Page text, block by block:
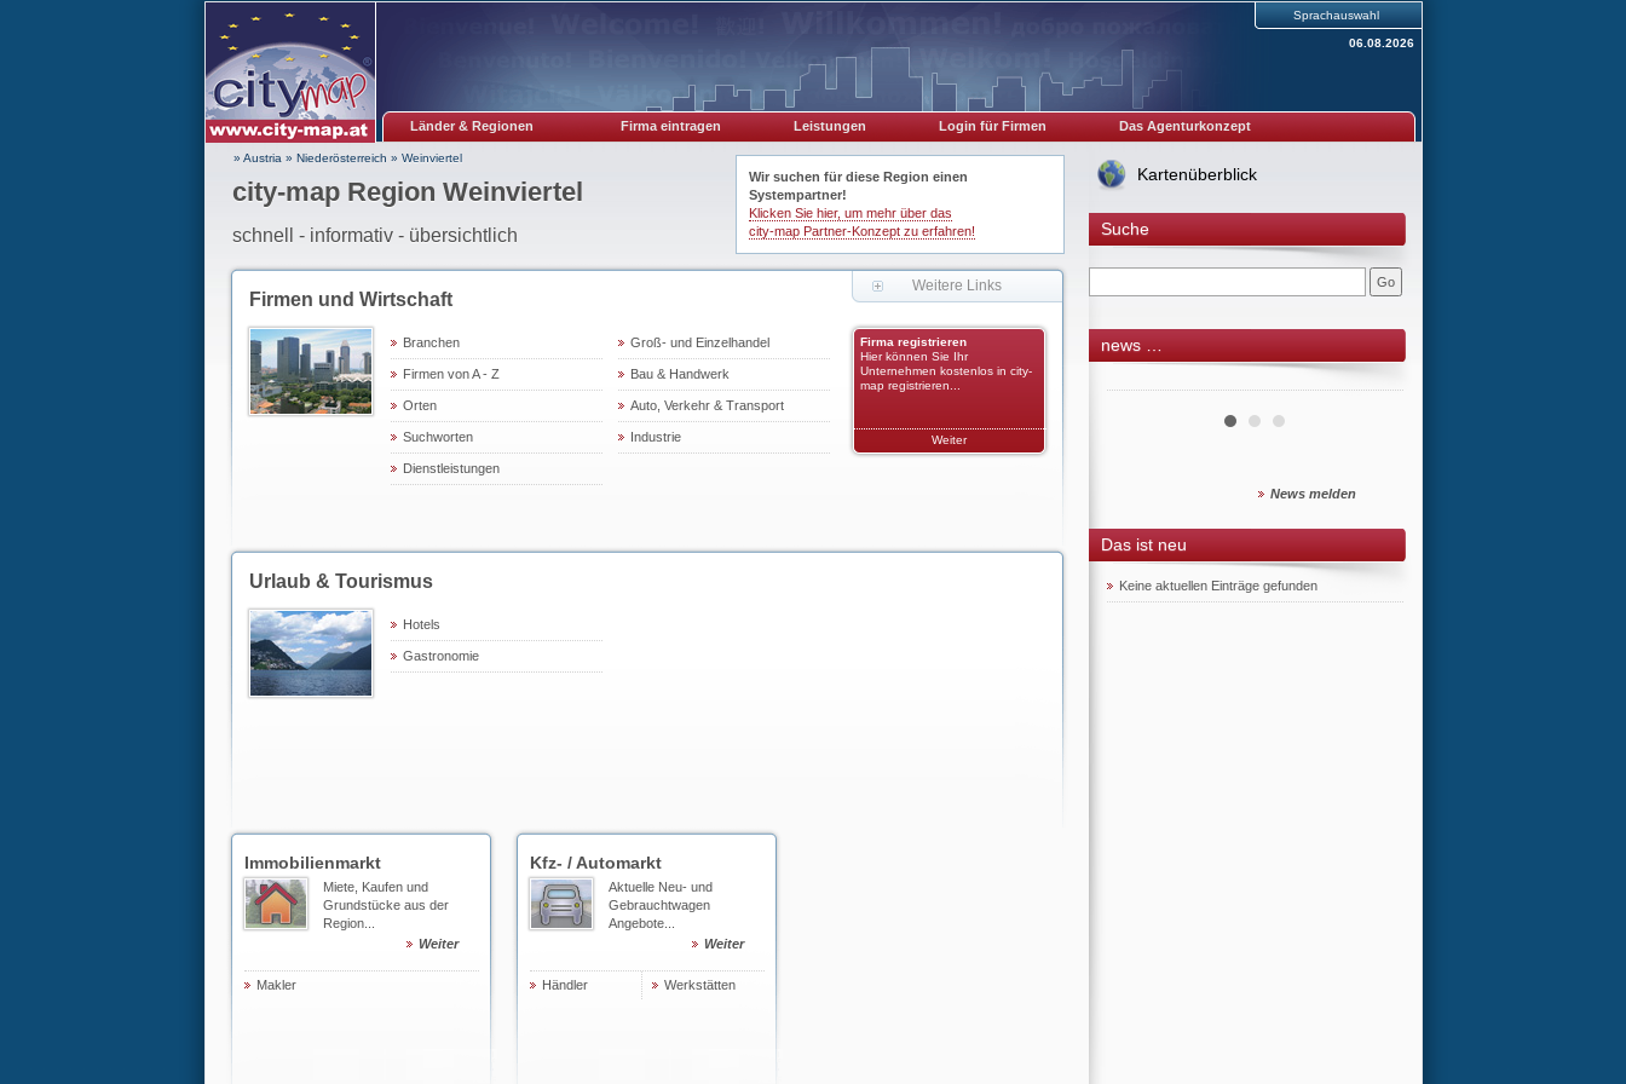
Sprachauswahl
06.08.2026
Länder & Regionen Firma eintragen Leistungen Login für Firmen Das Agenturkonzept
» Austria » Niederösterreich » Weinviertel
city-map Region Weinviertel
schnell - informativ - übersichtlich
Wir suchen für diese Region einen
Systempartner!
Klicken Sie hier, um mehr über das
city-map Partner-Konzept zu erfahren!
Firmen und Wirtschaft
Branchen
Firmen von A - Z
Orten
Suchworten
Dienstleistungen
Groß- und Einzelhandel
Bau & Handwerk
Auto, Verkehr & Transport
Industrie
Weitere Links
Firma registrieren
Hier können Sie Ihr
Unternehmen kostenlos in city-
map registrieren...
Weiter
Urlaub & Tourismus
Hotels
Gastronomie
Immobilienmarkt
Miete, Kaufen und
Grundstücke aus der
Region...
Weiter
Makler
Kfz- / Automarkt
Aktuelle Neu- und
Gebrauchtwagen
Angebote...
Weiter
Händler Werkstätten
Kartenüberblick
Suche
news …
News melden
Das ist neu
Keine aktuellen Einträge gefunden